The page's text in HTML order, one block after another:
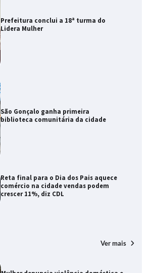
Prefeitura conclui a 18ª turma do
Lidera Mulher
São Gonçalo ganha primeira
biblioteca comunitária da cidade
Reta final para o Dia dos Pais aquece
comércio na cidade vendas podem
crescer 11%, diz CDL
Ver mais